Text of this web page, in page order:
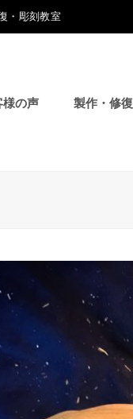
・彫刻教室
様の声 製作・修復